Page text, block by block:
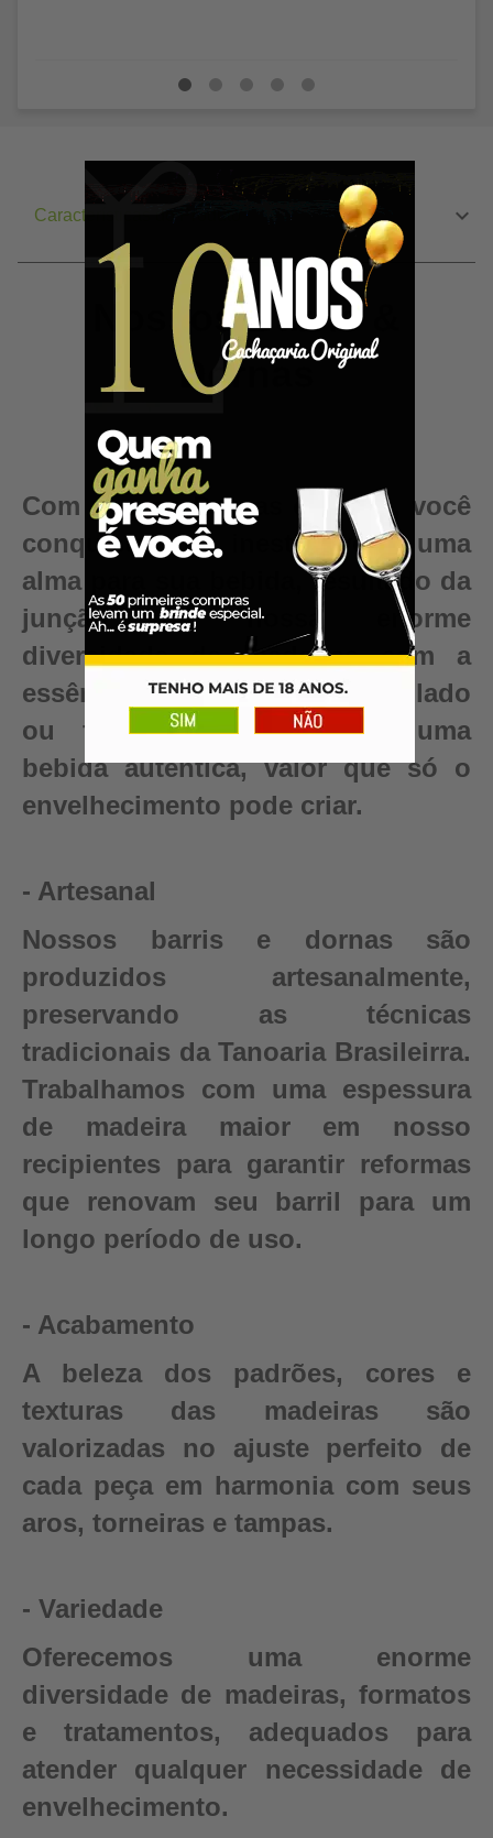
Características do Produto
Nossos Barris &
Dornas
Com nossas Dornas e Barris, você
conquista algo inestimável – uma
alma para sua bebida, resultado da
junção da nossa enorme
diversidade de madeiras com a
essência e pureza do seu destilado
ou fermentado. Conquiste uma
bebida autêntica, valor que só o
envelhecimento pode criar.
- Artesanal
Nossos barris e dornas são
produzidos artesanalmente,
preservando as técnicas
tradicionais da Tanoaria Brasileirra.
Trabalhamos com uma espessura
de madeira maior em nosso
recipientes para garantir reformas
que renovam seu barril para um
longo período de uso.
- Acabamento
A beleza dos padrões, cores e
texturas das madeiras são
valorizadas no ajuste perfeito de
cada peça em harmonia com seus
aros, torneiras e tampas.
- Variedade
Oferecemos uma enorme
diversidade de madeiras, formatos
e tratamentos, adequados para
atender qualquer necessidade de
envelhecimento.